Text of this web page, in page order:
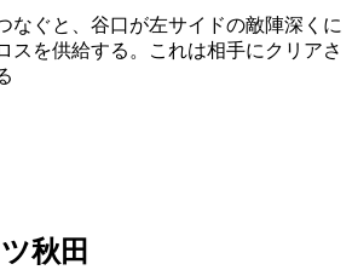
ぐと、谷口が左サイドの敵陣深くに
スを供給する。これは相手にクリアさ
秋田